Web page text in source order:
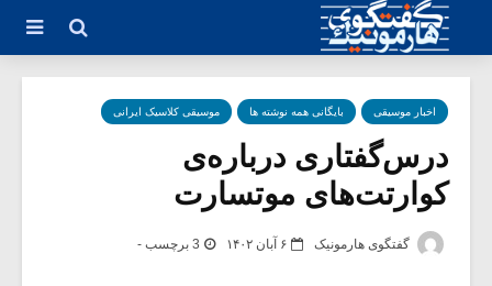
اخبار موسیقی بایگانی همه نوشته ها موسیقی کلاسیک ایرانی
درس‌گفتاری درباره‌ی
کوارتت‌های موتسارت
گفتگوی هارمونیک ۶ آبان ۱۴۰۲ 3 برچسب -